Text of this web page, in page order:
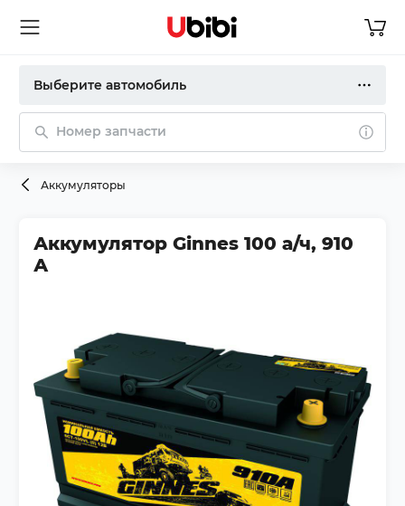
Выберите автомобиль
Номер запчасти
Аккумуляторы
Аккумулятор Ginnes 100 а/ч, 910
А